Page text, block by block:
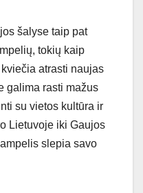
šalyse taip pat
tokių kaip
atrasti naujas
galima rasti mažus
su vietos kultūra ir
Lietuvoje iki Gaujos
slepia savo